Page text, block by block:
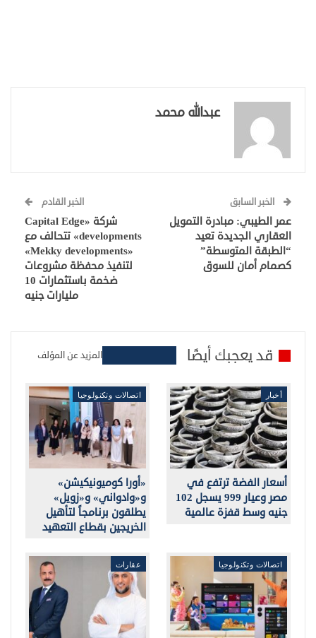
عبدالله محمد
الخبر السابق
عمر الطيبي: مبادرة التمويل
العقاري الجديدة تعيد
“الطبقة المتوسطة”
كصمام أمان للسوق
الخبر القادم
شركة «Capital Edge
developments» تتحالف مع
«Mekky developments»
لتنفيذ محفظة مشروعات
ضخمة باستثمارات 10
مليارات جنيه
قد يعجبك أيضًا المزيد عن المؤلف
أخبار
أسعار الفضة ترتفع في
مصر وعيار 999 يسجل 102
جنيه وسط قفزة عالمية
اتصالات وتكنولوجيا
«أورا كوميونيكيشن»
و«وادواني» و«زويل»
يطلقون برنامجاً لتأهيل
الخريجين بقطاع التعهيد
اتصالات وتكنولوجيا عقارات